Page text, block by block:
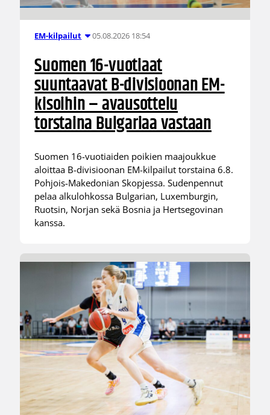
EM-kilpailut 05.08.2026 18:54
Suomen 16-vuotiaat
suuntaavat B-divisioonan EM-
kisoihin – avausottelu
torstaina Bulgariaa vastaan
Suomen 16-vuotiaiden poikien maajoukkue
aloittaa B-divisioonan EM-kilpailut torstaina 6.8.
Pohjois-Makedonian Skopjessa. Sudenpennut
pelaa alkulohkossa Bulgarian, Luxemburgin,
Ruotsin, Norjan sekä Bosnia ja Hertsegovinan
kanssa.